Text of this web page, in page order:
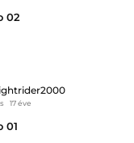
02
17 éve
01